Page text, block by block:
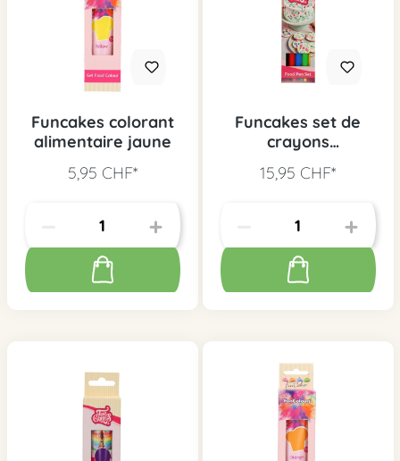
Funcakes colorant
alimentaire jaune
5,95 CHF*
Funcakes set de
crayons
15,95 CHF*